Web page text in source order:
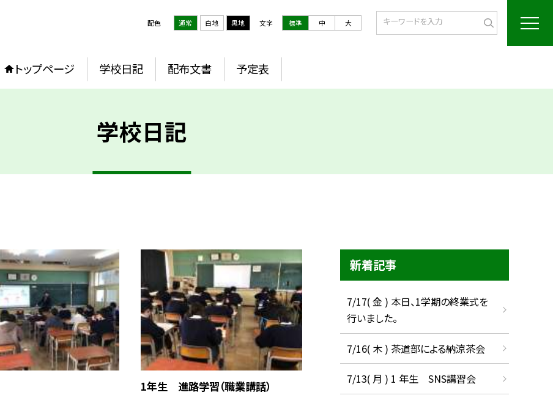
配色 通常 白地 黒地 文字 標準 中 大
トップページ 学校日記 配布文書 予定表
学校日記
1年生 進路学習（職業講話）
新着記事
7/17( 金 ) 本日、1学期の終業式を
行いました。
7/16( 木 ) 茶道部による納涼茶会
7/13( 月 ) 1 年生 SNS講習会